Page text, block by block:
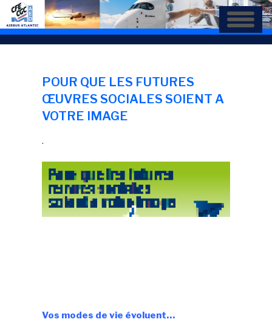
Aller
contenu
POUR QUE LES FUTURES
ŒUVRES SOCIALES SOIENT A
VOTRE IMAGE
.
Vos modes de vie évoluent…